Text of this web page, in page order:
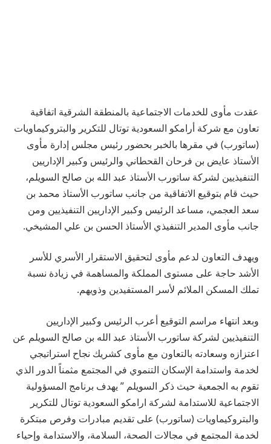
عقدت مأوى للخدمات الاجتماعية بالمنطقة الشرقية اتفاقية
تعاون مع شركة أرامكو السعودية توتال للتكرير والبتروكيماويات
(ساتورب) في مقرها بالخبر بحضور رئيس مجلس إدارة مأوى
الأستاذ عايض بن فرحان القحطاني والرئيس وكبير الإداريين
التنفيذيين لشركة ساتورب الأستاذ عبد الله بن صالح السويلم،
حيث قام بتوقيع الاتفاقية من جانب ساتورب الأستاذ محمد بن
سعد العجمي، مساعد الرئيس وكبير الإداريين التنفيذيين ومن
جانب مأوى المدير التنفيذي الأستاذ الحسن بن علي المشيخي.
ويهدف التعاون لدعم مأوى لتحقيق الاستقرار الأسري للأسر
الأشد حاجة على مستوى المملكة والمساهمة في زيادة نسبة
تملك المسكن الملائم لأسر المستفيدين وذويهم.
وبعد انتهاء مراسم التوقيع أعرب الرئيس وكبير الإداريين
التنفيذيين لشركة ساتورب الأستاذ عبد الله بن صالح السويلم عن
اعتزازه وسعادته بالتعاون مع مأوى كشريك نجاح استراتيجي
لخدمة واستدامة الإسكان التنموي في المجتمع مثمناً الدور الذي
تقوم به الجمعية حيث ذكر السويلم ” يهدف برنامج المسؤولية
الاجتماعية للاستدامة لشركة ارامكو السعودية توتال للتكرير
والبتروكيماويات (ساتورب) على تقديم مبادرات وفرص مبتكرة
لخدمة المجتمع في مجالات الصحة، السلامة، والاستدامة وإحياء